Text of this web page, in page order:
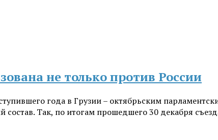
не только против России
года в Грузии – октябрьским
Так, по итогам прошедшего 30 декабря